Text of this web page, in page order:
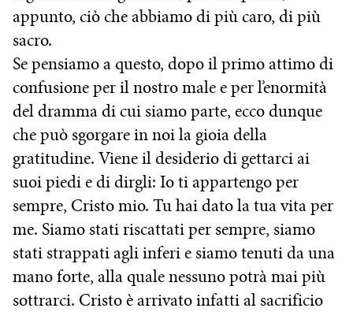
appunto, ciò che abbiamo di più caro, di più
sacro.
Se pensiamo a questo, dopo il primo attimo di
confusione per il nostro male e per l’enormità
del dramma di cui siamo parte, ecco dunque
che può sgorgare in noi la gioia della
gratitudine. Viene il desiderio di gettarci ai
suoi piedi e di dirgli: Io ti appartengo per
sempre, Cristo mio. Tu hai dato la tua vita per
me. Siamo stati riscattati per sempre, siamo
stati strappati agli inferi e siamo tenuti da una
mano forte, alla quale nessuno potrà mai più
sottrarci. Cristo è arrivato infatti al sacrificio